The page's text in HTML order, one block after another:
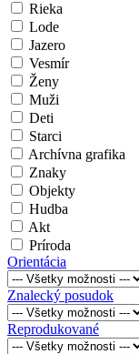
Rieka
Lode
Jazero
Vesmír
Ženy
Muži
Deti
Starci
Archívna grafika
Znaky
Objekty
Hudba
Akt
Príroda
Orientácia
Znalecký posudok
Reprodukované